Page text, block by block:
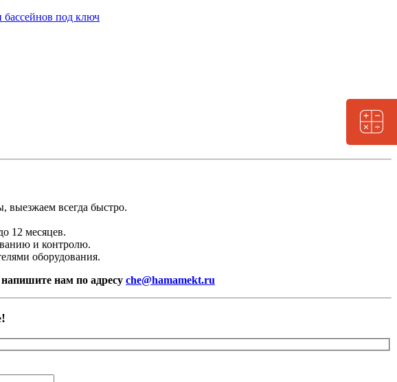
всегда быстро.
12 месяцев.
и контролю.
оборудования.
нам по адресу che@hamamekt.ru